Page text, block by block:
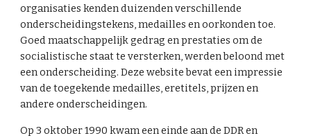
organisaties kenden duizenden verschillende
onderscheidingstekens, medailles en oorkonden toe.
Goed maatschappelijk gedrag en prestaties om de
socialistische staat te versterken, werden beloond met
een onderscheiding. Deze website bevat een impressie
van de toegekende medailles, eretitels, prijzen en
andere onderscheidingen.
Op 3 oktober 1990 kwam een einde aan de DDR en